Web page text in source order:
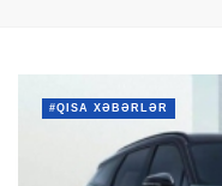
#QISA XƏBƏRLƏR